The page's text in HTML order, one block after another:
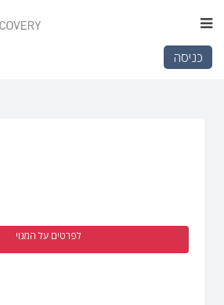
כניסה
לפרטים על המנוי